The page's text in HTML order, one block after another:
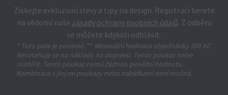
Získejte exkluzivní slevy a tipy na design. Registrací berete
na vědomí naše zásady ochrany osobních údajů. Z odběru
se můžete kdykoli odhlásit.
* Toto pole je povinné. ** Minimální hodnota objednávky 300 Kč.
Nevztahuje se na náklady na dopravu. Tento poukaz nelze
rozdělit. Tento poukaz nemá žádnou peněžní hodnotu.
Kombinace s jinými poukazy nebo nabídkami není možná.